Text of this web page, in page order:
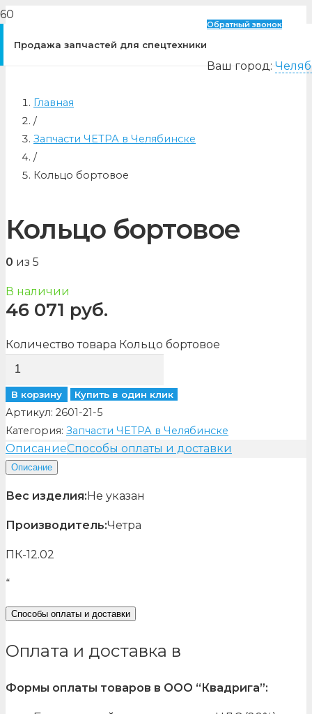
Продажа запчастей для спецтехники
Обратный звонок
Ваш город:
Главная
/
Запчасти ЧЕТРА в Челябинске
/
Кольцо бортовое
Кольцо бортовое
0 из 5
В наличии
46 071 руб.
Количество товара Кольцо бортовое
В корзину Купить в один клик
Артикул: 2601-21-5
Категория: Запчасти ЧЕТРА в Челябинске
ОписаниеСпособы оплаты и доставки
Описание
Вес изделия:Не указан
Производитель:Четра
ПК-12.02
“
Способы оплаты и доставки
Оплата и доставка в
Формы оплаты товаров в ООО “Квадрига”: